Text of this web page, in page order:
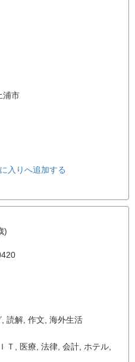
浦市
入りへ追加する
)
読解 作文 海外生活
ＩＴ 医療 法律 会計 ホテル